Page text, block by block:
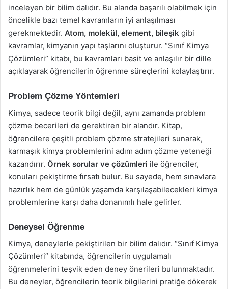
inceleyen bir bilim dalıdır. Bu alanda başarılı olabilmek için
öncelikle bazı temel kavramların iyi anlaşılması
gerekmektedir. Atom, molekül, element, bileşik gibi
kavramlar, kimyanın yapı taşlarını oluşturur. “Sınıf Kimya
Çözümleri” kitabı, bu kavramları basit ve anlaşılır bir dille
açıklayarak öğrencilerin öğrenme süreçlerini kolaylaştırır.
Problem Çözme Yöntemleri
Kimya, sadece teorik bilgi değil, aynı zamanda problem
çözme becerileri de gerektiren bir alandır. Kitap,
öğrencilere çeşitli problem çözme stratejileri sunarak,
karmaşık kimya problemlerini adım adım çözme yeteneği
kazandırır. Örnek sorular ve çözümleri ile öğrenciler,
konuları pekiştirme fırsatı bulur. Bu sayede, hem sınavlara
hazırlık hem de günlük yaşamda karşılaşabilecekleri kimya
problemlerine karşı daha donanımlı hale gelirler.
Deneysel Öğrenme
Kimya, deneylerle pekiştirilen bir bilim dalıdır. “Sınıf Kimya
Çözümleri” kitabında, öğrencilerin uygulamalı
öğrenmelerini teşvik eden deney önerileri bulunmaktadır.
Bu deneyler, öğrencilerin teorik bilgilerini pratiğe dökerek